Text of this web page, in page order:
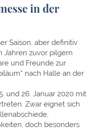
in der
Saison, aber definitiv
Jahren zuvor pilgern
und Freunde zur
nach Halle an der
und 26. Januar 2020 mit
Zwar eignet sich
doch besonders